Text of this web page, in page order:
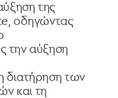
της
οδηγώντας
την αύξηση
διατήρηση των
και τη